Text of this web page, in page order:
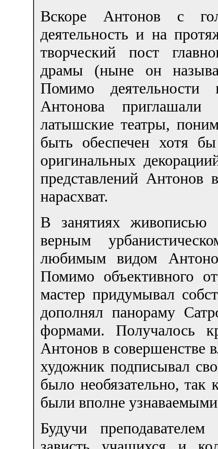
Вскоре Антонов с
деятельность и на
творческий пост
драмы (ныне он
Помимо деятельности
Антонова
латышские театры,
быть обеспечен хотя
оригинальных
представлений
нарасхват.
В занятиях живописью
верным
любимым видом
Помимо объективного
мастер придумывал
дополнял панораму
формами. Получалось
Антонов в совершенстве
художник подписывал
было необязательно, так
были вполне
Будучи